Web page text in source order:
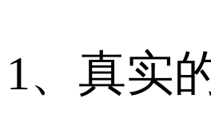
1、真实